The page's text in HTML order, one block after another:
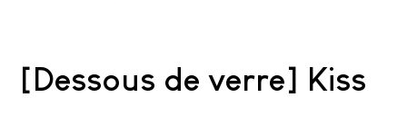
[Dessous de verre] Kiss